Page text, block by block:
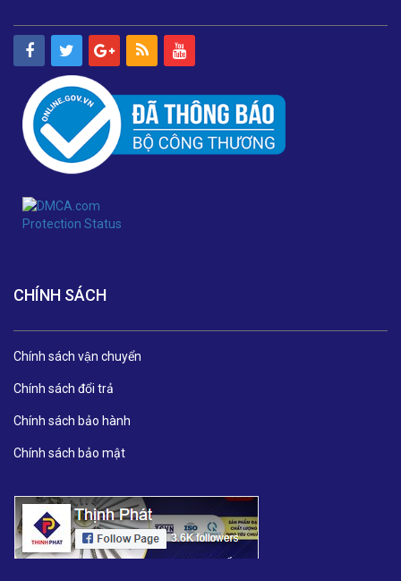
CHÍNH SÁCH
Chính sách vận chuyển
Chính sách đổi trả
Chính sách bảo hành
Chính sách bảo mật